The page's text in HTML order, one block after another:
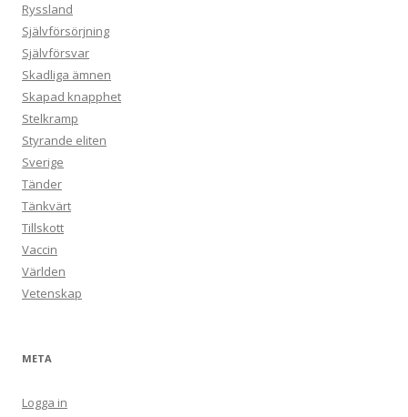
Ryssland
Självförsörjning
Självförsvar
Skadliga ämnen
Skapad knapphet
Stelkramp
Styrande eliten
Sverige
Tänder
Tänkvärt
Tillskott
Vaccin
Världen
Vetenskap
META
Logga in